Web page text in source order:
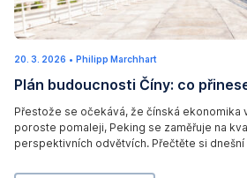
)
A
d
20. 3. 2026 2
4
.
0
2
6
• Philipp Marchhart
Plán budoucnosti Číny: co
Přestože se očekává, že čínská ekonomika
poroste pomaleji, Peking se zaměřuje na
perspektivních odvětvích. Přečtěte si
klíčová strategická odvětví a jaké příležitosti